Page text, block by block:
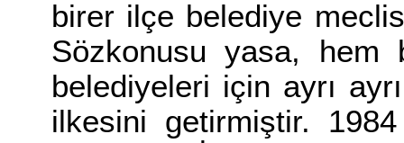
birer ilçe belediye
Sözkonusu yasa,
belediyeleri için ayrı
ilkesini getirmiştir.